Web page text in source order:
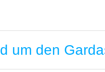
um den